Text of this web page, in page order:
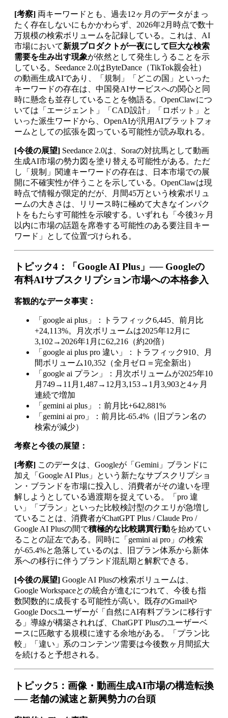
[考察] 両キーワードとも、過去12ヶ月のデータがまっ
たく存在しないにもかかわらず、2026年2月時点で数十
万規模の検索ボリュームを記録している。これは、AI
市場において新規プロダクトが一夜にして巨大な検索
需要を生み出す現象が依然として発生しうることを示
している。Seedance 2.0はByteDance（TikTok親会社）
の動画生成AIであり、「規制」「どこの国」といった
キーワードの存在は、中国発AIサービスへの関心と同
時に懸念も並存していることを物語る。OpenClawにつ
いては「エージェント」「CAD設計」「ロボット」と
いった派生ワードから、OpenAIが汎用AIプラットフォ
ームとしての拡張を図っている可能性が読み取れる。
[今後の展望] Seedance 2.0は、Soraの対抗馬として動画
生成AI市場の勢力図を塗り替える可能性がある。ただ
し「規制」関連キーワードの存在は、日本市場での展
開に不確実性が伴うことを示している。OpenClawは現
時点で情報が限定的だが、月間45万という検索ボリュ
ームの大きさは、リリース時に極めて大きなインパク
トをもたらす可能性を示唆する。いずれも「今後3ヶ月
以内に市場の話題を席巻する可能性のある要注目キー
ワード」として位置づけられる。
トピック4：「Google AI Plus」── Googleの
有料AIサブスクリプション市場への本格参入
客観的なデータ事実：
「google ai plus」：トラフィック6,445、前月比
+24,113%。月次ボリュームは2025年12月に
3,102→2026年1月に62,216（約20倍）
「google ai plus pro 違い」：トラフィック910、月
間ボリューム10,352（全月ゼロ＝完全新出）
「google ai プラン」：月次ボリュームが2025年10
月749→11月1,487→12月3,153→1月3,903と4ヶ月
連続で増加
「gemini ai plus」：前月比+642,881%
「gemini ai pro」：前月比-65.4%（旧プラン名の
検索が減少）
考察と今後の展望：
[考察] このデータは、Googleが「Gemini」ブランドに
加え「Google AI Plus」という新たなサブスクリプショ
ン・ブランドを市場に投入し、消費者がその違いを理
解しようとしている過渡期を捉えている。「pro 違
い」「プラン」といった比較検討型のクエリが急増し
ていることは、消費者がChatGPT Plus / Claude Pro /
Google AI Plusの間で積極的な比較購買行動を始めてい
ることの証左である。同時に「gemini ai pro」の検索
が-65.4%と急落しているのは、旧プラン体系から新体
系への移行に伴うブランド混乱期と解釈できる。
[今後の展望] Google AI Plusの検索ボリュームは、
Google Workspaceとの統合が進むにつれて、今後も指
数関数的に成長する可能性が高い。既存のGmailや
Google Docsユーザーが「自然にAI有料プランに移行す
る」導線が構築されれば、ChatGPT Plusのユーザーベ
ースに匹敵する規模に達する余地がある。「プラン比
較」「違い」系のコンテンツ需要は今後数ヶ月間拡大
を続けると予想される。
トピック5：画像・動画生成AI市場の構造転換
── 老舗の減速と新興勢力の台頭